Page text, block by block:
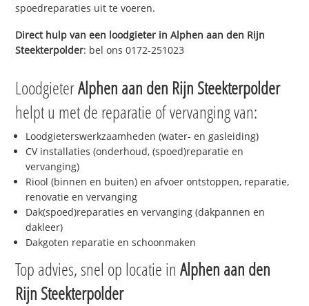
spoedreparaties uit te voeren.
Direct hulp van een loodgieter inAlphen aan den Rijn
Steekterpolder: bel ons 0172-251023
LoodgieterAlphen aan den Rijn Steekterpolder
helpt u met de reparatie of vervanging van:
Loodgieterswerkzaamheden (water- en gasleiding)
CV installaties (onderhoud, (spoed)reparatie en
vervanging)
Riool (binnen en buiten) en afvoer ontstoppen, reparatie,
renovatie en vervanging
Dak(spoed)reparaties en vervanging (dakpannen en
dakleer)
Dakgoten reparatie en schoonmaken
Top advies, snel op locatie inAlphen aan den
Rijn Steekterpolder